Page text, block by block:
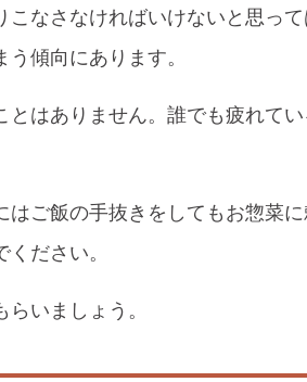
なさなければいけないと思っ
傾向にあります。
はありません。誰でも疲れて
ご飯の手抜きをしてもお惣菜に
ださい。
いましょう。